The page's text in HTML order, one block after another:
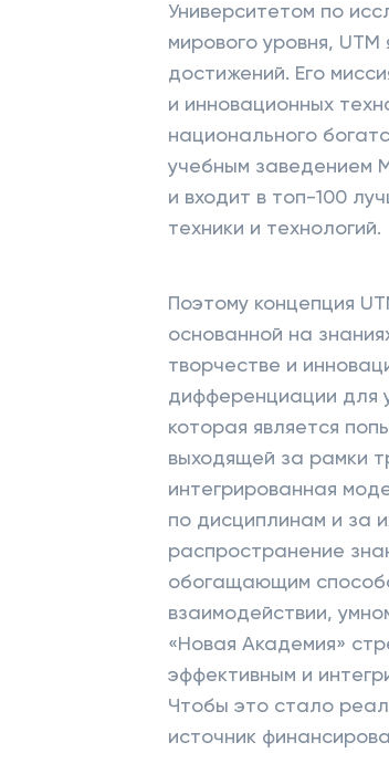
Университетом по
мирового уровня,
достижений. Его
и инновационных
национального
учебным заведением
и входит в топ-100
техники и технологий.
Поэтому концепция
основанной на
творчестве и
дифференциации для
которая является
выходящей за рамки
интегрированная
по дисциплинам и за
распространение
обогащающим
взаимодействии,
«Новая Академия»
эффективным и
Чтобы это стало
источник